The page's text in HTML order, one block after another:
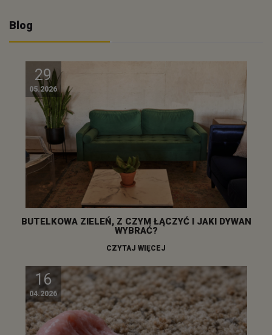
Blog
29
05.2026
BUTELKOWA ZIELEŃ, Z CZYM ŁĄCZYĆ I JAKI DYWAN
WYBRAĆ?
CZYTAJ WIĘCEJ
16
04.2026